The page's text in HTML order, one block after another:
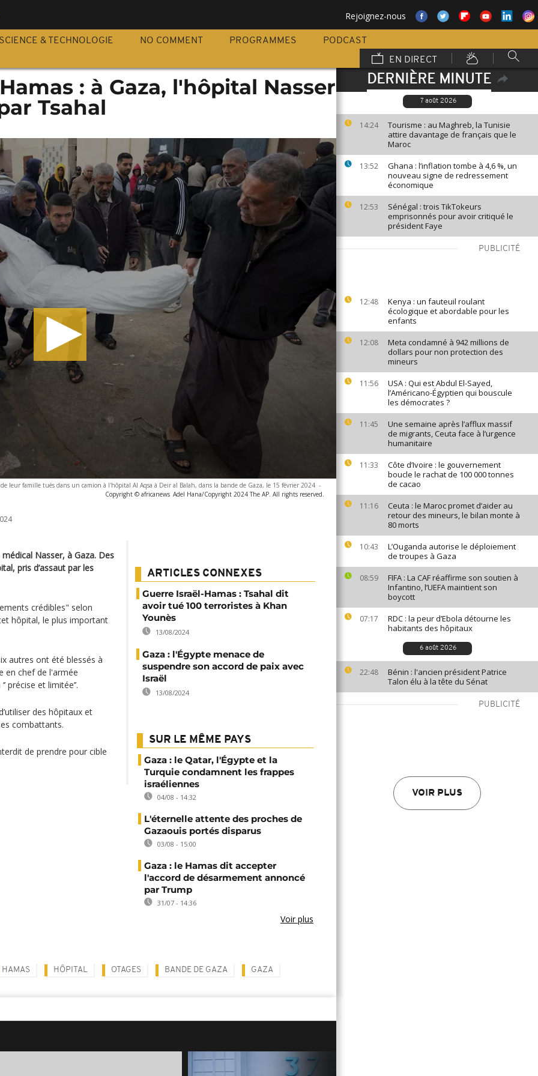
Rejoignez-nous
SCIENCE & TECHNOLOGIE NO COMMENT PROGRAMMES
PODCAST
EN DIRECT
DERNIÈRE MINUTE
7 août 2026
14:24
Tourisme : au Maghreb, la Tunisie
attire davantage de français que le
Maroc
13:52
Ghana : l’inflation tombe à 4,6 %, un
nouveau signe de redressement
économique
12:53
Sénégal : trois TikTokeurs
emprisonnés pour avoir critiqué le
président Faye
PUBLICITÉ
12:48
Kenya : un fauteuil roulant
écologique et abordable pour les
enfants
12:08
Meta condamné à 942 millions de
dollars pour non protection des
mineurs
11:56
USA : Qui est Abdul El-Sayed,
l’Américano-Égyptien qui bouscule
les démocrates ?
11:45
Une semaine après l’afflux massif
de migrants, Ceuta face à l’urgence
humanitaire
11:33
Côte d’Ivoire : le gouvernement
boucle le rachat de 100 000 tonnes
de cacao
11:16
Ceuta : le Maroc promet d’aider au
retour des mineurs, le bilan monte à
80 morts
10:43
L’Ouganda autorise le déploiement
de troupes à Gaza
08:59
FIFA : La CAF réaffirme son soutien à
Infantino, l’UEFA maintient son
boycott
07:17
RDC : la peur d’Ebola détourne les
habitants des hôpitaux
6 août 2026
22:48
Bénin : l'ancien président Patrice
Talon élu à la tête du Sénat
PUBLICITÉ
VOIR PLUS
: à Gaza, l'hôpital Nasser
Tsahal
leur famille tués dans un camion à l'hôpital Al Aqsa à Deir al Balah, dans la bande de Gaza, le 15 février 2024 -
Copyright © africanews Adel Hana/Copyright 2024 The AP. All rights reserved.
Nasser, à Gaza. Des
pris d’assaut par les
crédibles" selon
hôpital, le plus important
autres ont été blessés à
en chef de l'armée
précise et limitée’’.
des hôpitaux et
combattants.
de prendre pour cible
ARTICLES CONNEXES
Guerre Israël-Hamas : Tsahal dit
avoir tué 100 terroristes à Khan
Younès
13/08/2024
Gaza : l'Égypte menace de
suspendre son accord de paix avec
Israël
13/08/2024
SUR LE MÊME PAYS
Gaza : le Qatar, l'Égypte et la
Turquie condamnent les frappes
israéliennes
04/08 - 14:32
L'éternelle attente des proches de
Gazaouis portés disparus
03/08 - 15:00
Gaza : le Hamas dit accepter
l'accord de désarmement annoncé
par Trump
31/07 - 14:36
Voir plus
HAMAS HÔPITAL OTAGES BANDE DE GAZA GAZA